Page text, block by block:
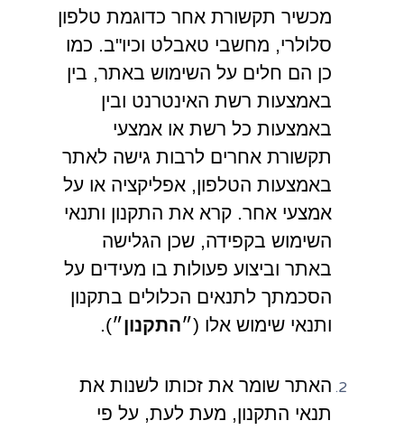
מכשיר תקשורת אחר כדוגמת טלפון
סלולרי, מחשבי טאבלט וכיו"ב. כמו
כן הם חלים על השימוש באתר, בין
באמצעות רשת האינטרנט ובין
באמצעות כל רשת או אמצעי
תקשורת אחרים לרבות גישה לאתר
באמצעות הטלפון, אפליקציה או על
אמצעי אחר. קרא את התקנון ותנאי
השימוש בקפידה, שכן הגלישה
באתר וביצוע פעולות בו מעידים על
הסכמתך לתנאים הכלולים בתקנון
ותנאי שימוש אלו (״התקנון״).
האתר שומר את זכותו לשנות את
תנאי התקנון, מעת לעת, על פי